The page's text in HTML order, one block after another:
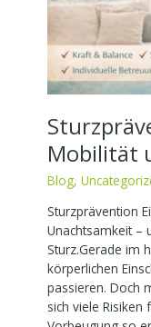
Mobilität
Blog,
Sturzprävention
Unachtsamkeit –
Sturz.Gerade im
körperlichen
passieren. Doch
sich viele